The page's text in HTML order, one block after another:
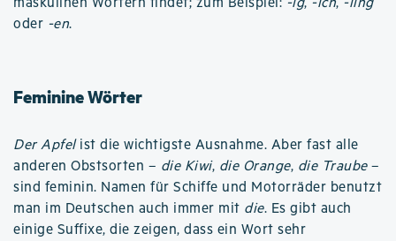
oder -en.
Feminine Wörter
Der Apfelist die wichtigste Ausnahme. Aber fast alle
anderen Obstsorten – die Kiwi, die Orange, die Traube–
sind feminin. Namen für Schiffe und Motorräder benutzt
man im Deutschen auch immer mit die. Es gibt auch
einige Suffixe, die zeigen, dass ein Wort sehr